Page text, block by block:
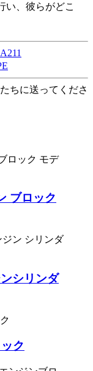
い、彼らがどこ
ちに送ってくださ
ブロック
シリンダ
ク